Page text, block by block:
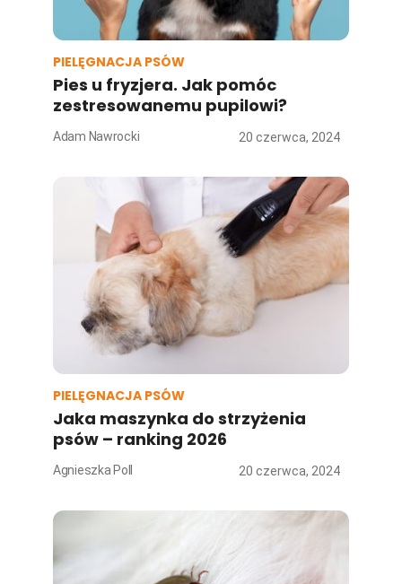
PIELĘGNACJA PSÓW
Pies u fryzjera. Jak pomóc
zestresowanemu pupilowi?
Adam Nawrocki 20 czerwca, 2024
PIELĘGNACJA PSÓW
Jaka maszynka do strzyżenia
psów – ranking 2026
Agnieszka Poll 20 czerwca, 2024